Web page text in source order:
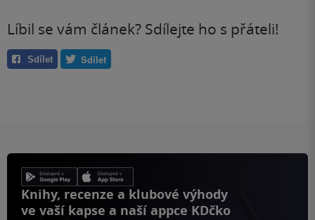
Líbil se vám článek? Sdílejte ho s přáteli!
Sdílet Sdílet
Knihy, recenze a klubové výhody
ve vaší kapse a naší appce KDčko